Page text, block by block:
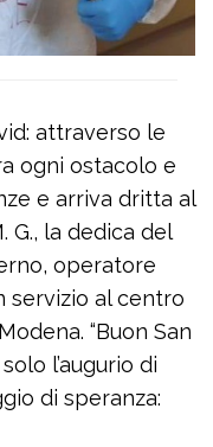
attraverso le
ogni ostacolo e
e arriva dritta al
G., la dedica del
operatore
servizio al centro
“Buon San
l’augurio di
di speranza: